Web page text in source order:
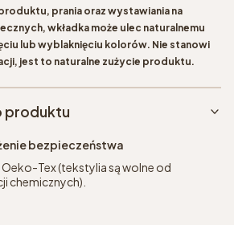
prania oraz wystawiania na
wkładka może ulec naturalnemu
lub wyblaknięciu kolorów. Nie stanowi
jest to naturalne zużycie produktu.
produktu
bezpieczeństwa
Tex (tekstylia są wolne od
chemicznych).